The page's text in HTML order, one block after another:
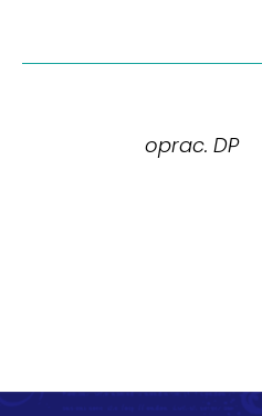
oprac. DP